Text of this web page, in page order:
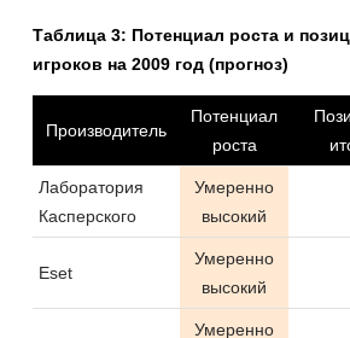
Таблица 3: Потенциал роста и
игроков на 2009 год (прогноз)
Производитель
Потенциал
роста
Лаборатория
Касперского
Умеренно
высокий
Eset
Умеренно
высокий
Умеренно